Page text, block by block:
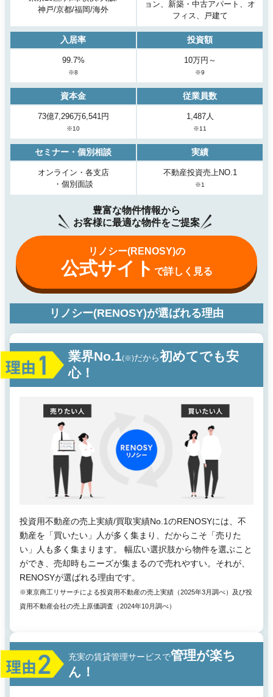
神戸/京都/福岡/海外
ョン、新築・中古アパート、オ
フィス、戸建て
入居率 投資額
99.7%
※8
10万円～
※9
資本金 従業員数
73億7,296万6,541円
※10
1,487人
※11
セミナー・個別相談 実績
オンライン・各支店
・個別面談
不動産投資売上NO.1
※1
豊富な物件情報から
お客様に最適な物件をご提案
リノシー(RENOSY)の
公式サイト で詳しく見る
リノシー(RENOSY)が選ばれる理由
業界No.1(※)だから初めてでも安
心！
投資用不動産の売上実績/買取実績No.1のRENOSYには、不
動産を「買いたい」人が多く集まり、だからこそ「売りた
い」人も多く集まります。 幅広い選択肢から物件を選ぶこと
ができ、売却時もニーズが集まるので売れやすい。それが、
RENOSYが選ばれる理由です。
※東京商工リサーチによる投資用不動産の売上実績（2025年3月調べ）及び投
資用不動産会社の売上原価調査（2024年10月調べ）
充実の賃貸管理サービスで管理が楽ち
ん！